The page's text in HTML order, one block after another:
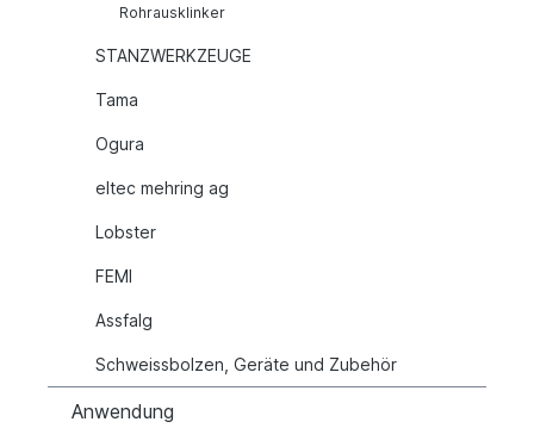
Rohrausklinker
STANZWERKZEUGE
Tama
Ogura
eltec mehring ag
Lobster
FEMI
Assfalg
Schweissbolzen, Geräte und Zubehör
Anwendung